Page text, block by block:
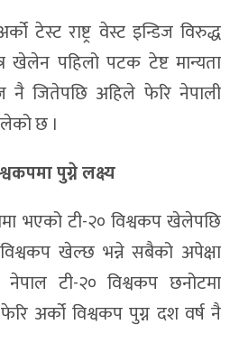
टेस्ट राष्ट्र वेस्ट इन्डिज विरुद्ध
खेलेन पहिलो पटक टेष्ट मान्यता
नै जितेपछि अहिले फेरि नेपाली
छ ।
पुग्ने लक्ष्य
भएको टी-२० विश्वकप खेलेपछि
खेल्छ भन्ने सबैको अपेक्षा
टी-२० विश्वकप छनोटमा
अर्को विश्वकप पुग्न दश वर्ष नै